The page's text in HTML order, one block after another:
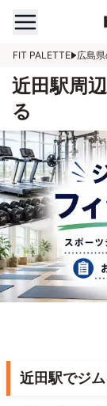
FIT PALETTE 広島
近田駅周
る
近田駅でジ